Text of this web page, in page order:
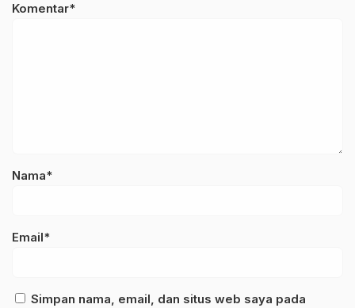
Komentar*
Nama*
Email*
Simpan nama, email, dan situs web saya pada